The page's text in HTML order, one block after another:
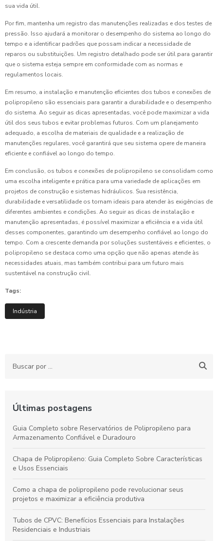
sua vida útil.
Por fim, mantenha um registro das manutenções realizadas e dos testes de
pressão. Isso ajudará a monitorar o desempenho do sistema ao longo do
tempo e a identificar padrões que possam indicar a necessidade de
reparos ou substituições. Um registro detalhado pode ser útil para garantir
que o sistema esteja sempre em conformidade com as normas e
regulamentos locais.
Em resumo, a instalação e manutenção eficientes dos tubos e conexões de
polipropileno são essenciais para garantir a durabilidade e o desempenho
do sistema. Ao seguir as dicas apresentadas, você pode maximizar a vida
útil dos seus tubos e evitar problemas futuros. Com um planejamento
adequado, a escolha de materiais de qualidade e a realização de
manutenções regulares, você garantirá que seu sistema opere de maneira
eficiente e confiável ao longo do tempo.
Em conclusão, os tubos e conexões de polipropileno se consolidam como
uma escolha inteligente e prática para uma variedade de aplicações em
projetos de construção e sistemas hidráulicos. Sua resistência,
durabilidade e versatilidade os tornam ideais para atender às exigências de
diferentes ambientes e condições. Ao seguir as dicas de instalação e
manutenção apresentadas, é possível maximizar a eficiência e a vida útil
desses componentes, garantindo um desempenho confiável ao longo do
tempo. Com a crescente demanda por soluções sustentáveis e eficientes, o
polipropileno se destaca como uma opção que não apenas atende às
necessidades atuais, mas também contribui para um futuro mais
sustentável na construção civil.
Tags:
Indústria
Últimas postagens
Guia Completo sobre Reservatórios de Polipropileno para
Armazenamento Confiável e Duradouro
Chapa de Polipropileno: Guia Completo Sobre Características
e Usos Essenciais
Como a chapa de polipropileno pode revolucionar seus
projetos e maximizar a eficiência produtiva
Tubos de CPVC: Benefícios Essenciais para Instalações
Residenciais e Industriais